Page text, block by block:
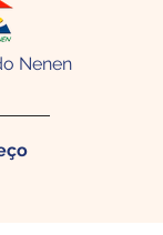
Nenen